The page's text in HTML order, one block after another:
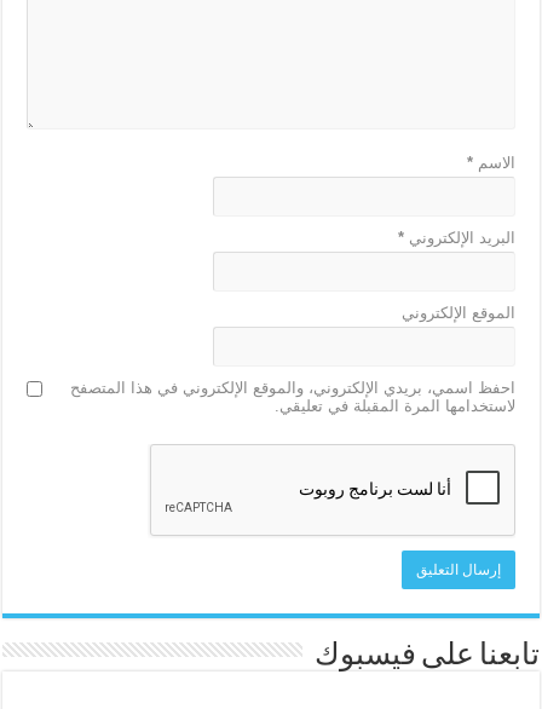
الاسم*
البريد الإلكتروني*
الموقع الإلكتروني
احفظ اسمي، بريدي الإلكتروني، والموقع الإلكتروني في هذا المتصفح
لاستخدامها المرة المقبلة في تعليقي.
تابعنا على فيسبوك